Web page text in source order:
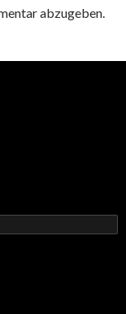
abzugeben.